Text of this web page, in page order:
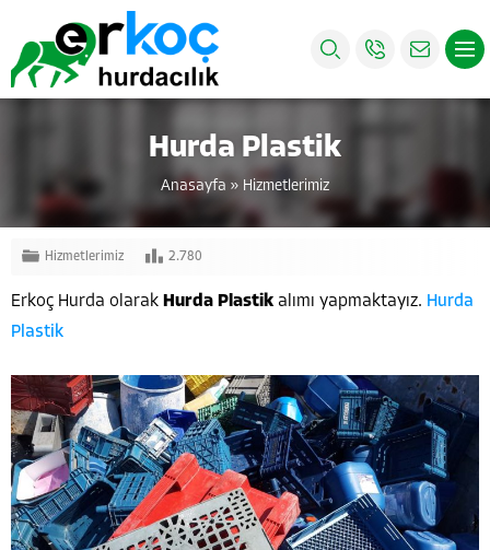
Hurda Plastik
Anasayfa » Hizmetlerimiz
Hizmetlerimiz 2.780
Erkoç Hurda olarak Hurda Plastik alımı yapmaktayız. Hurda
Plastik